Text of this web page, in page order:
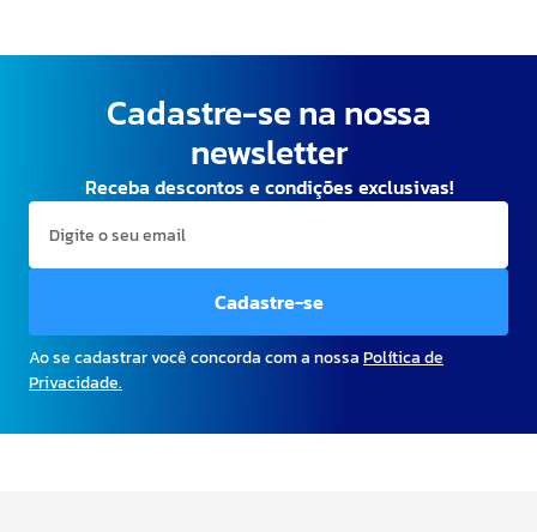
Cadastre-se na nossa
newsletter
Receba descontos e condições exclusivas!
Cadastre-se
Ao se cadastrar você concorda com a nossaPolítica de
Privacidade.